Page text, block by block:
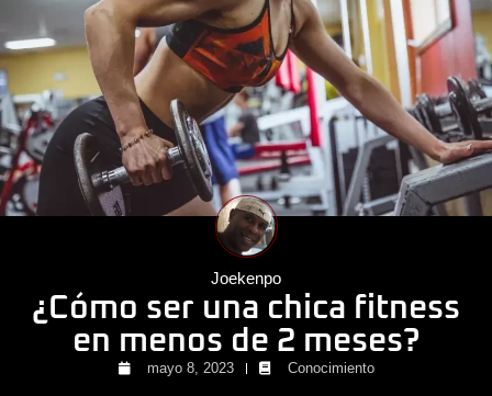
Joekenpo
¿Cómo ser una chica fitness
en menos de 2 meses?
mayo 8, 2023 Conocimiento